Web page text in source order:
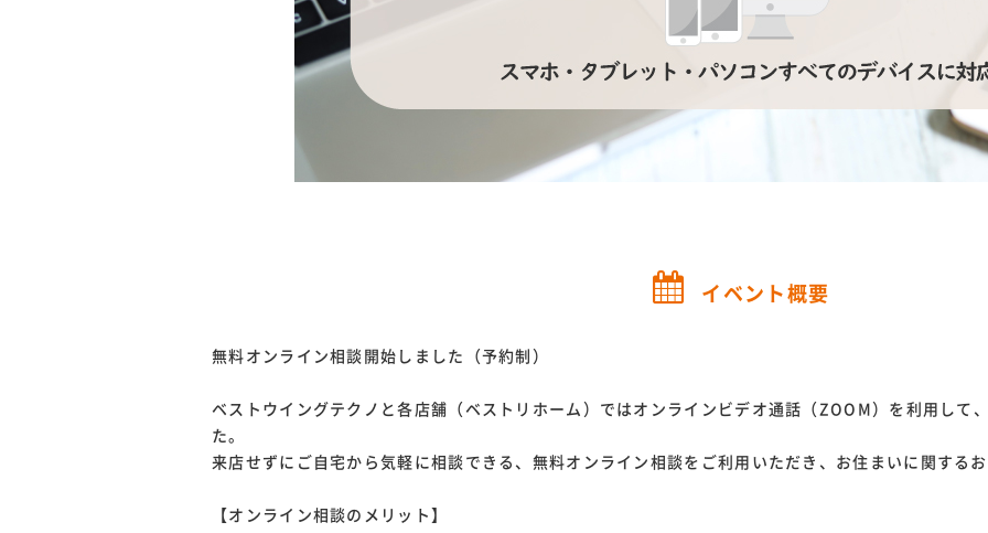
イベント概要
無料オンライン相談開始しました（予約制）
ベストウイングテクノと各店舗（ベストリホーム）ではオンラインビデオ通話（ZOOM）を利用して
た。
来店せずにご自宅から気軽に相談できる、無料オンライン相談をご利用いただき、お住まいに関する
【オンライン相談のメリット】